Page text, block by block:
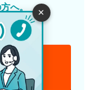
へ。
いて
×